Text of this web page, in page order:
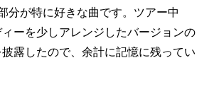
分が特に好きな曲です。ツアー中
ーを少しアレンジしたバージョンの
披露したので、余計に記憶に残ってい